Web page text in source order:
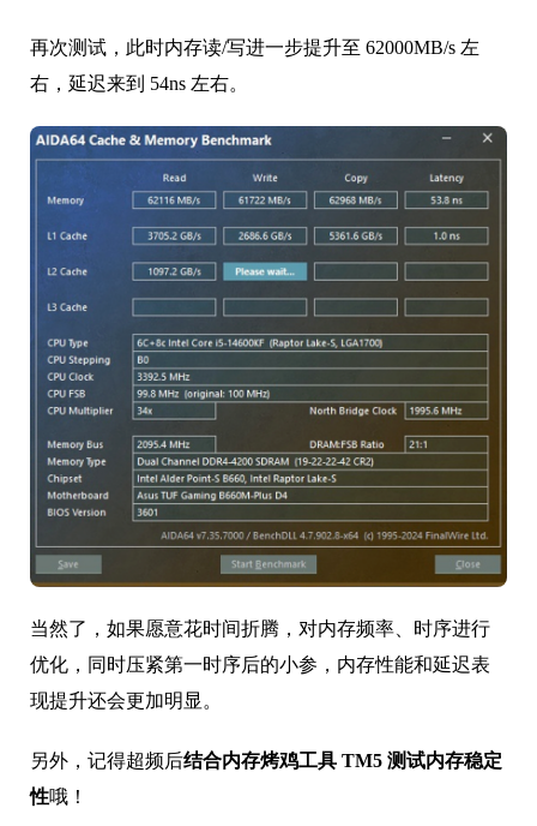
再次测试，此时内存读/写进一步提升至 62000MB/s 左
右，延迟来到 54ns 左右。
当然了，如果愿意花时间折腾，对内存频率、时序进行
优化，同时压紧第一时序后的小参，内存性能和延迟表
现提升还会更加明显。
另外，记得超频后结合内存烤鸡工具 TM5 测试内存稳定
性哦！